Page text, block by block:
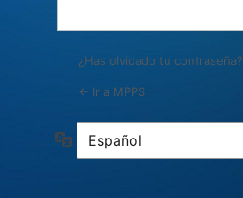
¿Has olvidado tu contraseña?
← Ir a MPPS
Idioma